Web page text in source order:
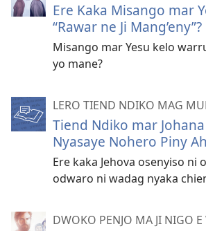
Ere Kaka Misango mar
“Rawar ne Ji Mang’eny”?
Misango mar Yesu kelo
yo mane?
LERO TIEND NDIKO MAG
Tiend Ndiko mar
Nyasaye Nohero Piny
Ere kaka Jehova osenyiso ni
odwaro ni wadag nyaka
DWOKO PENJO MA JI NIGO